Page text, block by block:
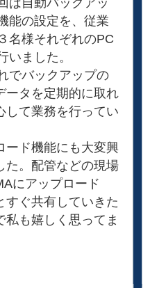
は自動バックアッ
能の設定を、従業
名様それぞれのPC
いました。
でバックアップの
ータを定期的に取れ
して業務を行ってい
ード機能にも大変興
た。配管などの現場
にアップロード
すぐ共有していきた
私も嬉しく思ってま